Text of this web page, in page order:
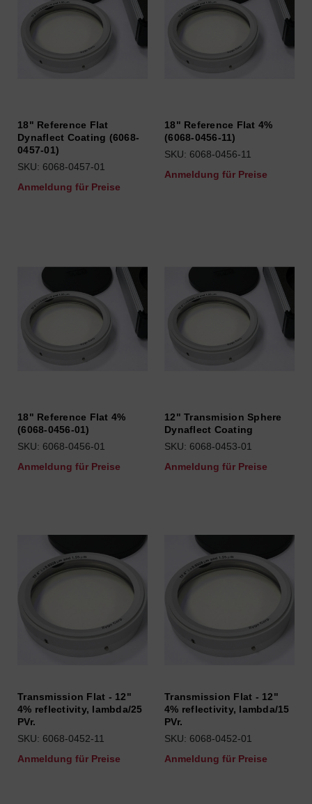
18" Reference Flat
Dynaflect Coating (6068-
0457-01)
SKU: 6068-0457-01
Anmeldung für Preise
18" Reference Flat 4%
(6068-0456-11)
SKU: 6068-0456-11
Anmeldung für Preise
18" Reference Flat 4%
(6068-0456-01)
SKU: 6068-0456-01
Anmeldung für Preise
12" Transmision Sphere
Dynaflect Coating
SKU: 6068-0453-01
Anmeldung für Preise
Transmission Flat - 12"
4% reflectivity, lambda/25
PVr.
SKU: 6068-0452-11
Anmeldung für Preise
Transmission Flat - 12"
4% reflectivity, lambda/15
PVr.
SKU: 6068-0452-01
Anmeldung für Preise